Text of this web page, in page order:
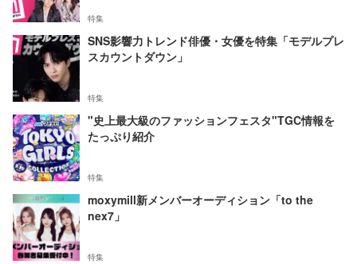
特集
SNS影響力トレンド俳優・女優を特集「モデルプレ
スカウントダウン」
特集
"史上最大級のファッションフェスタ"TGC情報を
たっぷり紹介
特集
moxymill新メンバーオーディション「to the
nex7」
特集